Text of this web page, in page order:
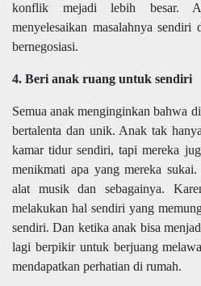
konflik mejadi lebih besar.
menyelesaikan masalahnya sendiri
bernegosiasi.
4. Beri anak ruang untuk sendiri
Semua anak menginginkan bahwa
bertalenta dan unik. Anak tak
kamar tidur sendiri, tapi mereka
menikmati apa yang mereka
alat musik dan sebagainya.
melakukan hal sendiri yang
sendiri. Dan ketika anak bisa
lagi berpikir untuk berjuang
mendapatkan perhatian di rumah.